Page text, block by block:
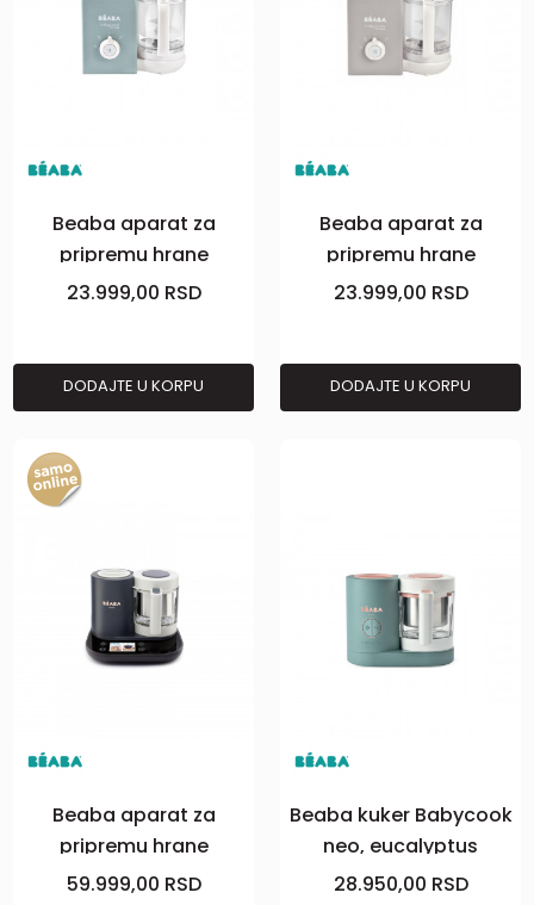
Beaba aparat za
pripremu hrane
BabycookExpress,pla
23.999,00 RSD
DODAJTE U KORPU
Beaba aparat za
pripremu hrane
BabycookExpress,vel
23.999,00 RSD
DODAJTE U KORPU
Beaba aparat za
pripremu hrane
BabycookSmart, grey
59.999,00 RSD
Beaba kuker Babycook
neo, eucalyptus
28.950,00 RSD